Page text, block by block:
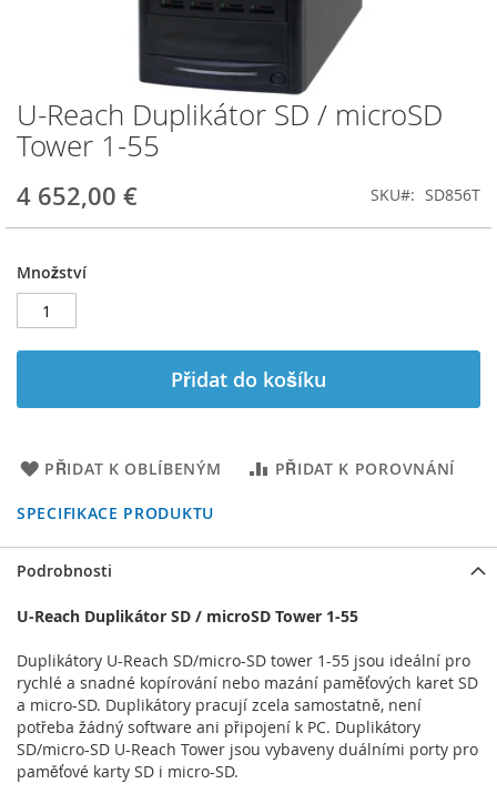
U-Reach Duplikátor SD / microSD
Tower 1-55
4 652,00 € SKU SD856T
Množství
Přidat do košíku
PŘIDAT K OBLÍBENÝM PŘIDAT K POROVNÁNÍ
SPECIFIKACE PRODUKTU
Přeskočit
na
začátek
s
Podrobnosti
U-Reach Duplikátor SD / microSD Tower 1-55
Duplikátory U-Reach SD/micro-SD tower 1-55 jsou ideální pro
rychlé a snadné kopírování nebo mazání paměťových karet SD
a micro-SD. Duplikátory pracují zcela samostatně, není
potřeba žádný software ani připojení k PC. Duplikátory
SD/micro-SD U-Reach Tower jsou vybaveny duálními porty pro
paměťové karty SD i micro-SD.